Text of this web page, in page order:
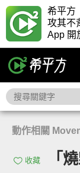
希平方
攻其不
App 開
動作相關
收藏 「